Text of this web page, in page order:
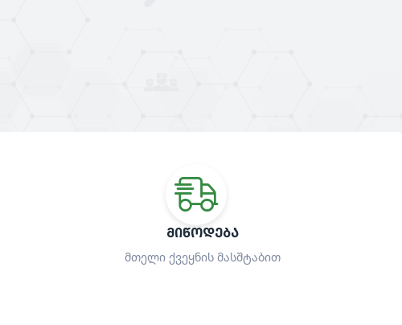
ᲛᲘᲬᲝᲓᲔᲑᲐ
მთელი ქვეყნის მასშტაბით